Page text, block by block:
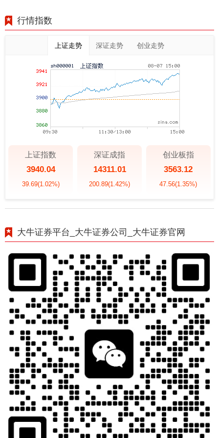
行情指数
上证走势 深证走势 创业走势
上证指数
3940.04
39.69(1.02%)
深证成指
14311.01
200.89(1.42%)
创业板指
3563.12
47.56(1.35%)
大牛证券平台_大牛证券公司_大牛证券官网